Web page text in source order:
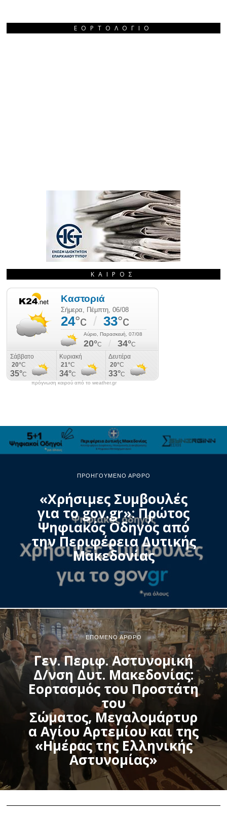
ΕΟΡΤΟΛΌΓΙΟ
ΚΑΙΡΌΣ
πρόγνωση καιρού από το weather.gr
ΠΡΟΗΓΟΎΜΕΝΟ ΆΡΘΡΟ
«Χρήσιμες Συμβουλές
για το gov.gr»: Πρώτος
Ψηφιακός Οδηγός από
την Περιφέρεια Δυτικής
Μακεδονίας
ΕΠΌΜΕΝΟ ΆΡΘΡΟ
Γεν. Περιφ. Αστυνομική
Δ/νση Δυτ. Μακεδονίας:
Εορτασμός του Προστάτη
του
Σώματος, Μεγαλομάρτυρ
α Αγίου Αρτεμίου και της
«Ημέρας της Ελληνικής
Αστυνομίας»